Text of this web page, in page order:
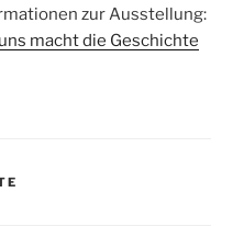
zur Ausstellung:
macht die Geschichte